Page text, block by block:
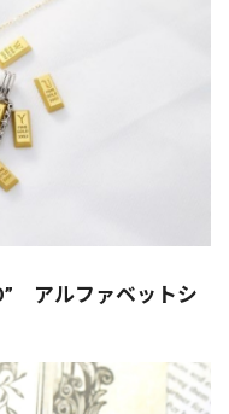
アルファベットシ